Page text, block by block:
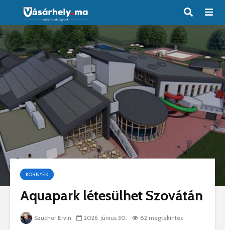
KÖRNYÉK
Aquapark létesülhet Szovátán
Szucher Ervin 2026. június 30. 82 megtekintés